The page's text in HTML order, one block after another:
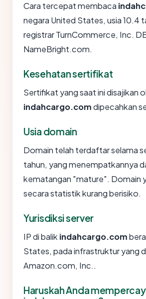
Cara tercepat membaca
negara United States, usia 10.4
registrar TurnCommerce, Inc.
NameBright.com.
Kesehatan sertifikat
Sertifikat yang saat ini disajikan
indahcargo.comdipecahkan
Usia domain
Domain telah terdaftar selama
tahun, yang menempatkannya
kematangan "mature". Domain
secara statistik kurang berisiko.
Yurisdiksi server
IP di balik indahcargo.com
States, pada infrastruktur yang
Amazon.com, Inc..
Haruskah Anda